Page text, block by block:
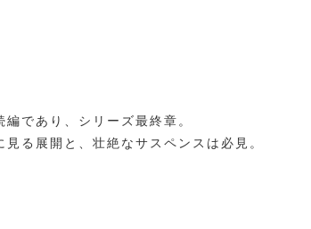
編であり、シリーズ最終章。
る展開と、壮絶なサスペンスは必見。